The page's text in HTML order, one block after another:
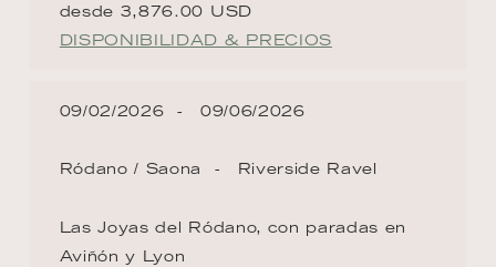
desde 3,876.00 USD
DISPONIBILIDAD & PRECIOS
09/02/2026 09/06/2026
Ródano / Saona Riverside Ravel
Las Joyas del Ródano, con paradas en
Aviñón y Lyon